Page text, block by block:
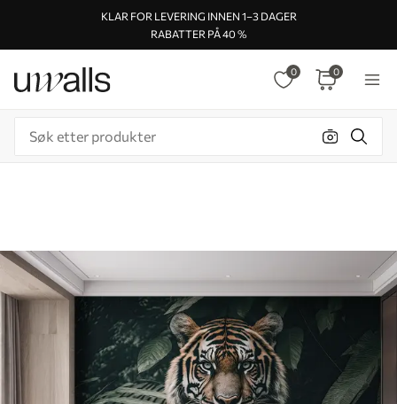
KLAR FOR LEVERING INNEN 1–3 DAGER
RABATTER PÅ 40 %
0 0